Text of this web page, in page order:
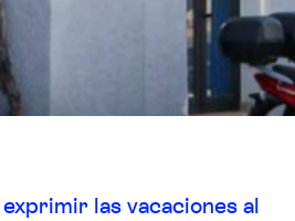
las vacaciones al